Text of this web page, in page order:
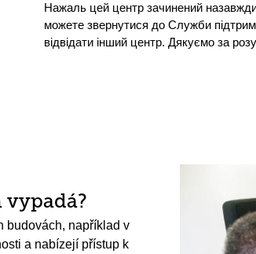
Нажаль цей центр зачинений
можете звернутися до Служби
відвідати інший центр. Дякуємо за
vypadá?
budovách, například v
a nabízejí přístup k